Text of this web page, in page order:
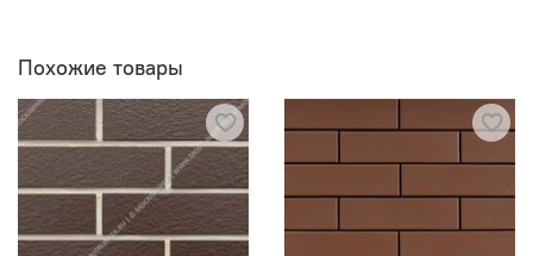
Похожие товары